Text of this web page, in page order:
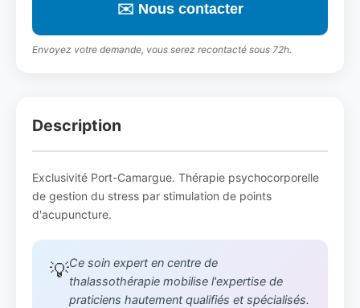
✉️ Nous contacter
Envoyez votre demande, vous serez recontacté sous 72h.
Description
Exclusivité Port-Camargue. Thérapie psychocorporelle
de gestion du stress par stimulation de points
d'acupuncture.
💡Ce soin expert en centre de
thalassothérapie mobilise l'expertise de
praticiens hautement qualifiés et spécialisés.